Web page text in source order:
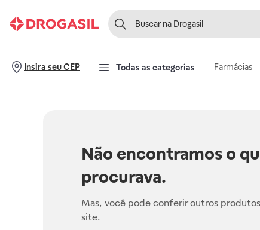
Insira seu CEP Todas as categorias Farmácias
Não encontramos o
procurava.
Mas, você pode conferir outros
site.